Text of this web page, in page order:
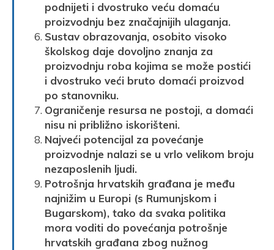
podnijeti i dvostruko veću domaću
proizvodnju bez značajnijih ulaganja.
Sustav obrazovanja, osobito visoko
školskog daje dovoljno znanja za
proizvodnju roba kojima se može postići
i dvostruko veći bruto domaći proizvod
po stanovniku.
Ograničenje resursa ne postoji, a domaći
nisu ni približno iskorišteni.
Najveći potencijal za povećanje
proizvodnje nalazi se u vrlo velikom broju
nezaposlenih ljudi.
Potrošnja hrvatskih građana je među
najnižim u Europi (s Rumunjskom i
Bugarskom), tako da svaka politika
mora voditi do povećanja potrošnje
hrvatskih građana zbog nužnog